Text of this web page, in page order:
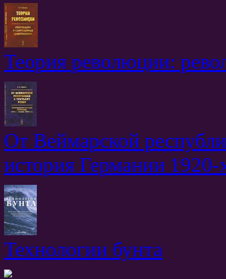
Теория революции:
От Веймарской
история Германии 1920-
Технологии бунта